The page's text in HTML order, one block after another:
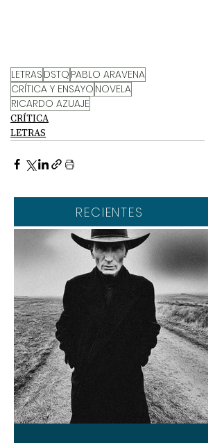
LETRAS DSTQ PABLO ARAVENA
CRÍTICA Y ENSAYO NOVELA
RICARDO AZUAJE
CRÍTICA
LETRAS
RECIENTES